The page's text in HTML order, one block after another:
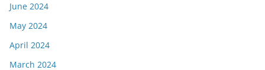
June 2024
May 2024
April 2024
March 2024